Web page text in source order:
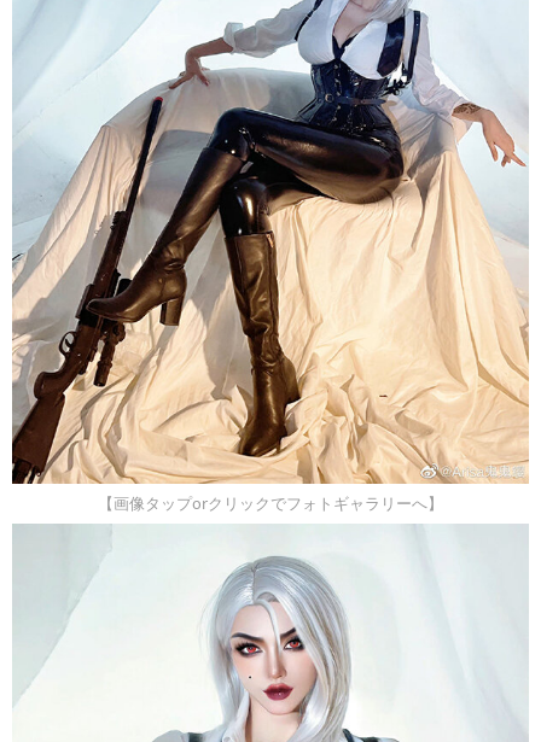
【画像タップorクリックでフォトギャラリーへ】